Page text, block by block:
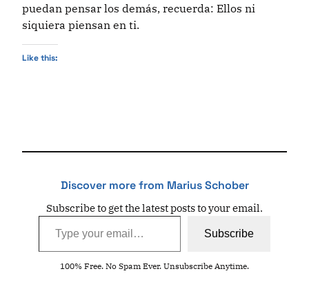
puedan pensar los demás, recuerda: Ellos ni
siquiera piensan en ti.
Like this:
Discover more from Marius Schober
Subscribe to get the latest posts to your email.
Type your email…
Subscribe
100% Free. No Spam Ever. Unsubscribe Anytime.